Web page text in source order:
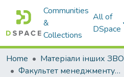
Communities
&
Collections
All of
DSpace
Home
Матеріали інших ЗВО
Факультет менеджменту, готельно-ресторанної справи та туризму Міжнародного університету